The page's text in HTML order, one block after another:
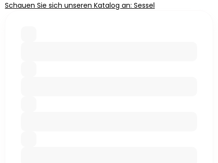
Schauen Sie sich unseren Katalog an: Sessel